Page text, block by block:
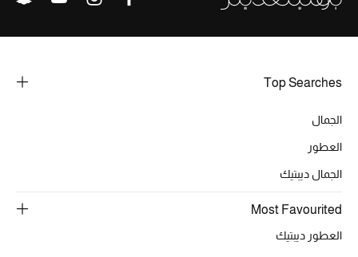
تشكيلة الأحذية
أحذية للأطفال
أبرز المصممين
أحذية مختارة
Top Searches
الجمال
العطور
الجمال ديبتيك
Most Favourited
العطور ديبتيك